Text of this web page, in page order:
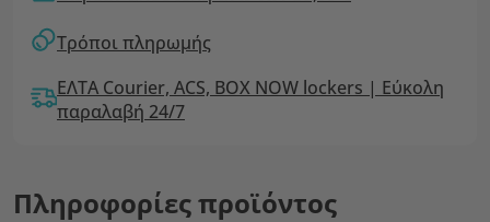
Τρόποι πληρωμής
ΕΛΤΑ Courier, ACS, BOX NOW lockers | Εύκολη
παραλαβή 24/7
Πληροφορίες προϊόντος